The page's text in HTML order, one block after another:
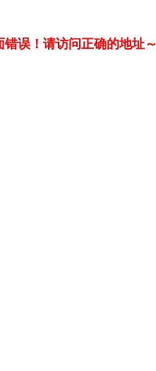
误！请访问正确的地址～